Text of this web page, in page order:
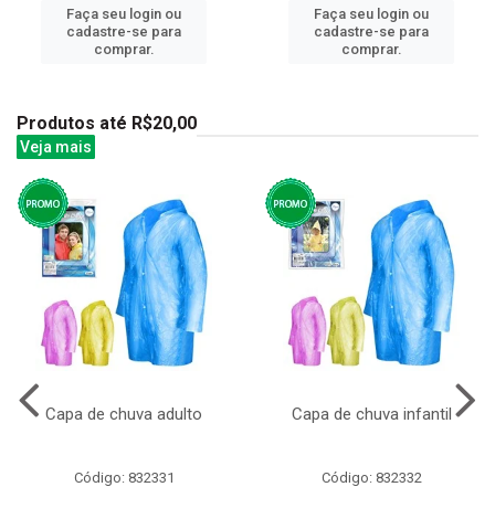
Faça seu login ou
cadastre-se para
comprar.
Faça seu login ou
cadastre-se para
comprar.
Produtos até R$20,00
Veja mais
Capa de chuva adulto
Código: 832331
Capa de chuva infantil
Código: 832332